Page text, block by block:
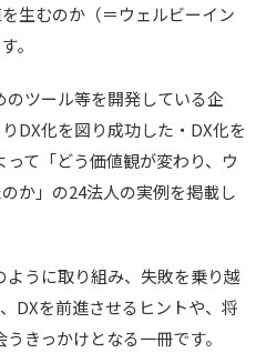
生むのか（＝ウェルビーイン
。
ツール等を開発している企
DX化を図り成功した・DX化を
て「どう価値観が変わり、ウ
か」の24法人の実例を掲載し
うに取り組み、失敗を乗り越
DXを前進させるヒントや、将
きっかけとなる一冊です。